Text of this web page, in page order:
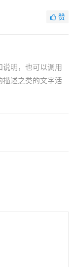
赞
明，也可以调用
描述之类的文字活